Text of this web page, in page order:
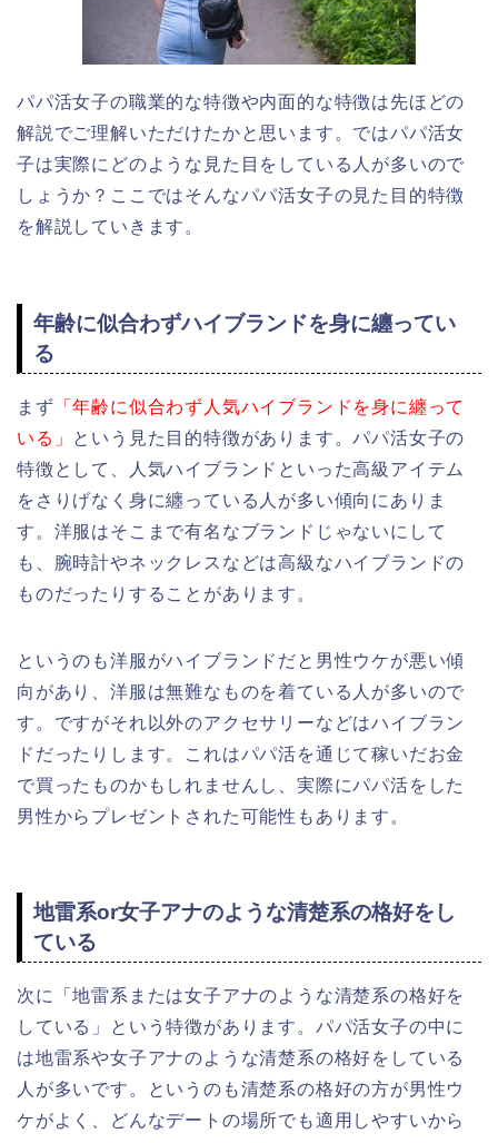
パパ活女子の職業的な特徴や内面的な特徴は先ほどの
解説でご理解いただけたかと思います。ではパパ活女
子は実際にどのような見た目をしている人が多いので
しょうか？ここではそんなパパ活女子の見た目的特徴
を解説していきます。
年齢に似合わずハイブランドを身に纏ってい
る
まず 「年齢に似合わず人気ハイブランドを身に纏って
いる」 という見た目的特徴があります。パパ活女子の
特徴として、人気ハイブランドといった高級アイテム
をさりげなく身に纏っている人が多い傾向にありま
す。洋服はそこまで有名なブランドじゃないにして
も、腕時計やネックレスなどは高級なハイブランドの
ものだったりすることがあります。
というのも洋服がハイブランドだと男性ウケが悪い傾
向があり、洋服は無難なものを着ている人が多いので
す。ですがそれ以外のアクセサリーなどはハイブラン
ドだったりします。これはパパ活を通じて稼いだお金
で買ったものかもしれませんし、実際にパパ活をした
男性からプレゼントされた可能性もあります。
地雷系or女子アナのような清楚系の格好をし
ている
次に「地雷系または女子アナのような清楚系の格好を
している」という特徴があります。パパ活女子の中に
は地雷系や女子アナのような清楚系の格好をしている
人が多いです。というのも清楚系の格好の方が男性ウ
ケがよく、どんなデートの場所でも適用しやすいから